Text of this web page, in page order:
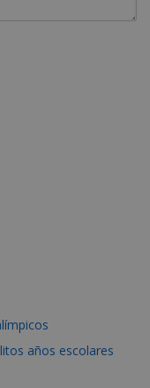
años escolares